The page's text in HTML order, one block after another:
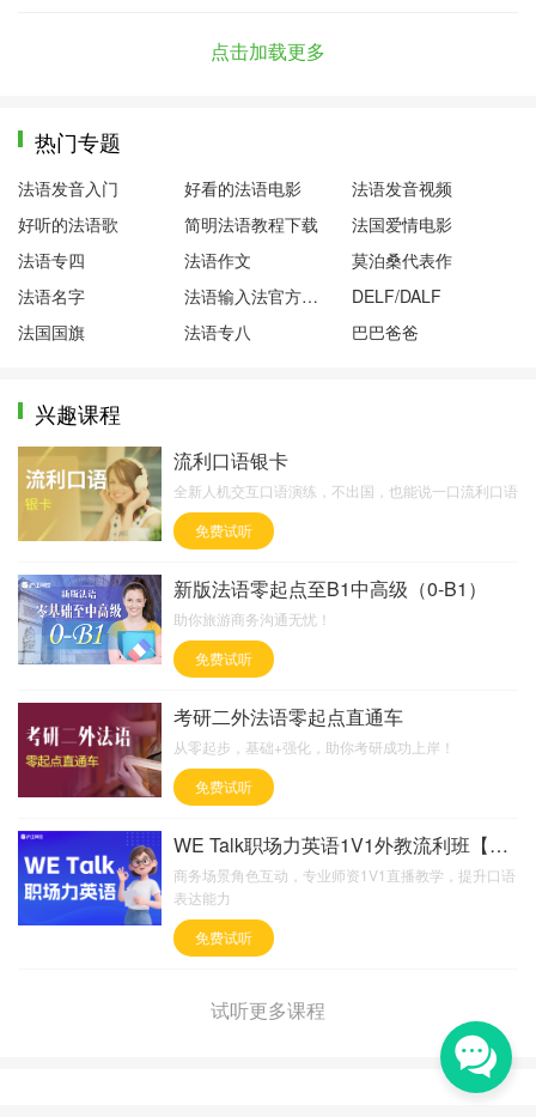
点击加载更多
热门专题
法语发音入门 好看的法语电影
法语发音视频
好听的法语歌
简明法语教程下载
法国爱情电影
法语专四
法语作文
莫泊桑代表作
法语名字
法语输入法官方下载
DELF/DALF
法国国旗
法语专八 巴巴爸爸
兴趣课程
流利口语银卡
全新人机交互口语演练，不出国，也能说一口流利口语
免费试听
新版法语零起点至B1中高级（0-B1）
助你旅游商务沟通无忧！
免费试听
考研二外法语零起点直通车
从零起步，基础+强化，助你考研成功上岸！
免费试听
WE Talk职场力英语1V1外教流利班【欧教1
商务场景角色互动，专业师资1V1直播教学，提升口语
表达能力
免费试听
试听更多课程